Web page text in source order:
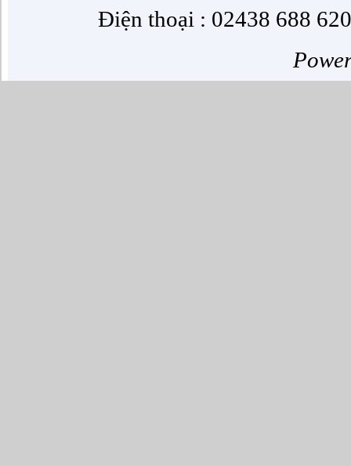
Điện thoại : 02438 688